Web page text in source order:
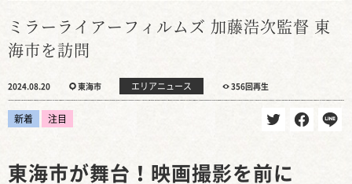
ミラーライアーフィルムズ 加藤浩次監督 東
海市を訪問
2024.08.20 東海市 エリアニュース 356回再生
新着 注目
東海市が舞台！映画撮影を前に